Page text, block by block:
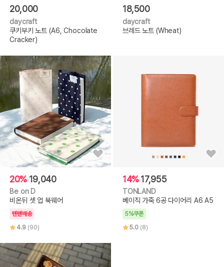
20,000
daycraft
쿠키부키 노트 (A6, Chocolate
Cracker)
18,500
daycraft
브레드 노트 (Wheat)
20% 19,040
Be on D
비온뒤 셋 업 북웨어
텐텐배송
4.9 (90)
14%17,955
TONLAND
베이직 가죽 6공 다이어리 A6 A5
5%쿠폰
5.0 (8)